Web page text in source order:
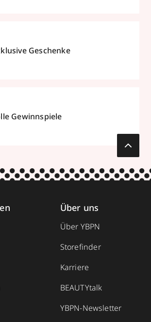
Geschenke
Gewinnspiele
Über uns
Über YBPN
Storefinder
Karriere
BEAUTYtalk
YBPN-Newsletter